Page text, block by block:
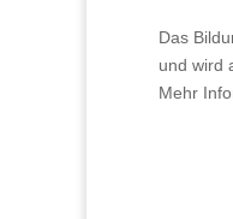
Das
und wird
Mehr